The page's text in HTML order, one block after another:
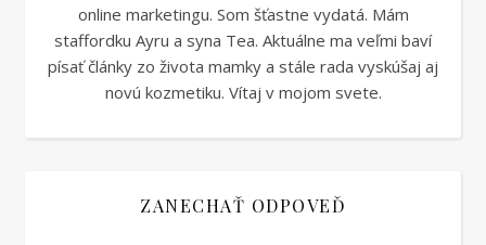
online marketingu. Som šťastne vydatá. Mám
staffordku Ayru a syna Tea. Aktuálne ma veľmi baví
písať články zo života mamky a stále rada vyskúšaj aj
novú kozmetiku. Vítaj v mojom svete.
ZANECHAŤ ODPOVEĎ